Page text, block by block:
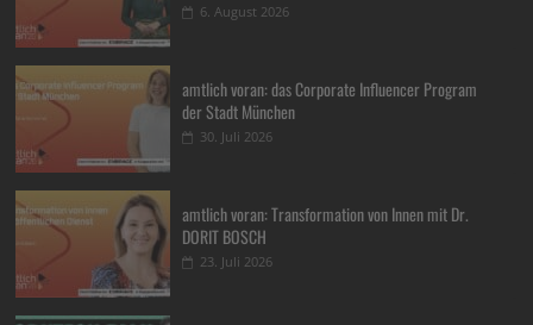
6. August 2026
amtlich voran: das Corporate Influencer Program
der Stadt München
30. Juli 2026
amtlich voran: Transformation von Innen mit Dr.
DORIT BOSCH
23. Juli 2026